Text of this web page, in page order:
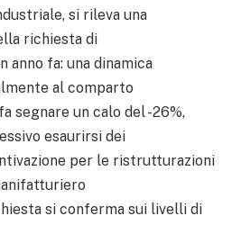
si rileva una
richiesta di
anno fa: una dinamica
al comparto
segnare un calo del -26%,
esaurirsi dei
per le ristrutturazioni
si conferma sui livelli di